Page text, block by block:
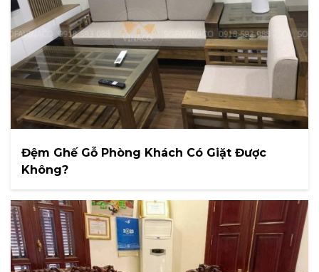
Đệm Ghế Gỗ Phòng Khách Có Giặt Được
Không?